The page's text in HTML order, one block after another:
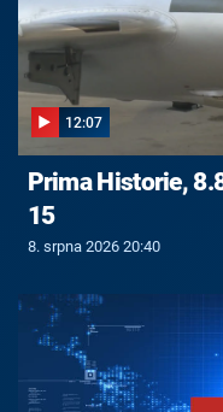
12:07
Prima Historie,
15
8. srpna 2026 20:40